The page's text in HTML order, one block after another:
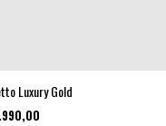
Luxury Gold